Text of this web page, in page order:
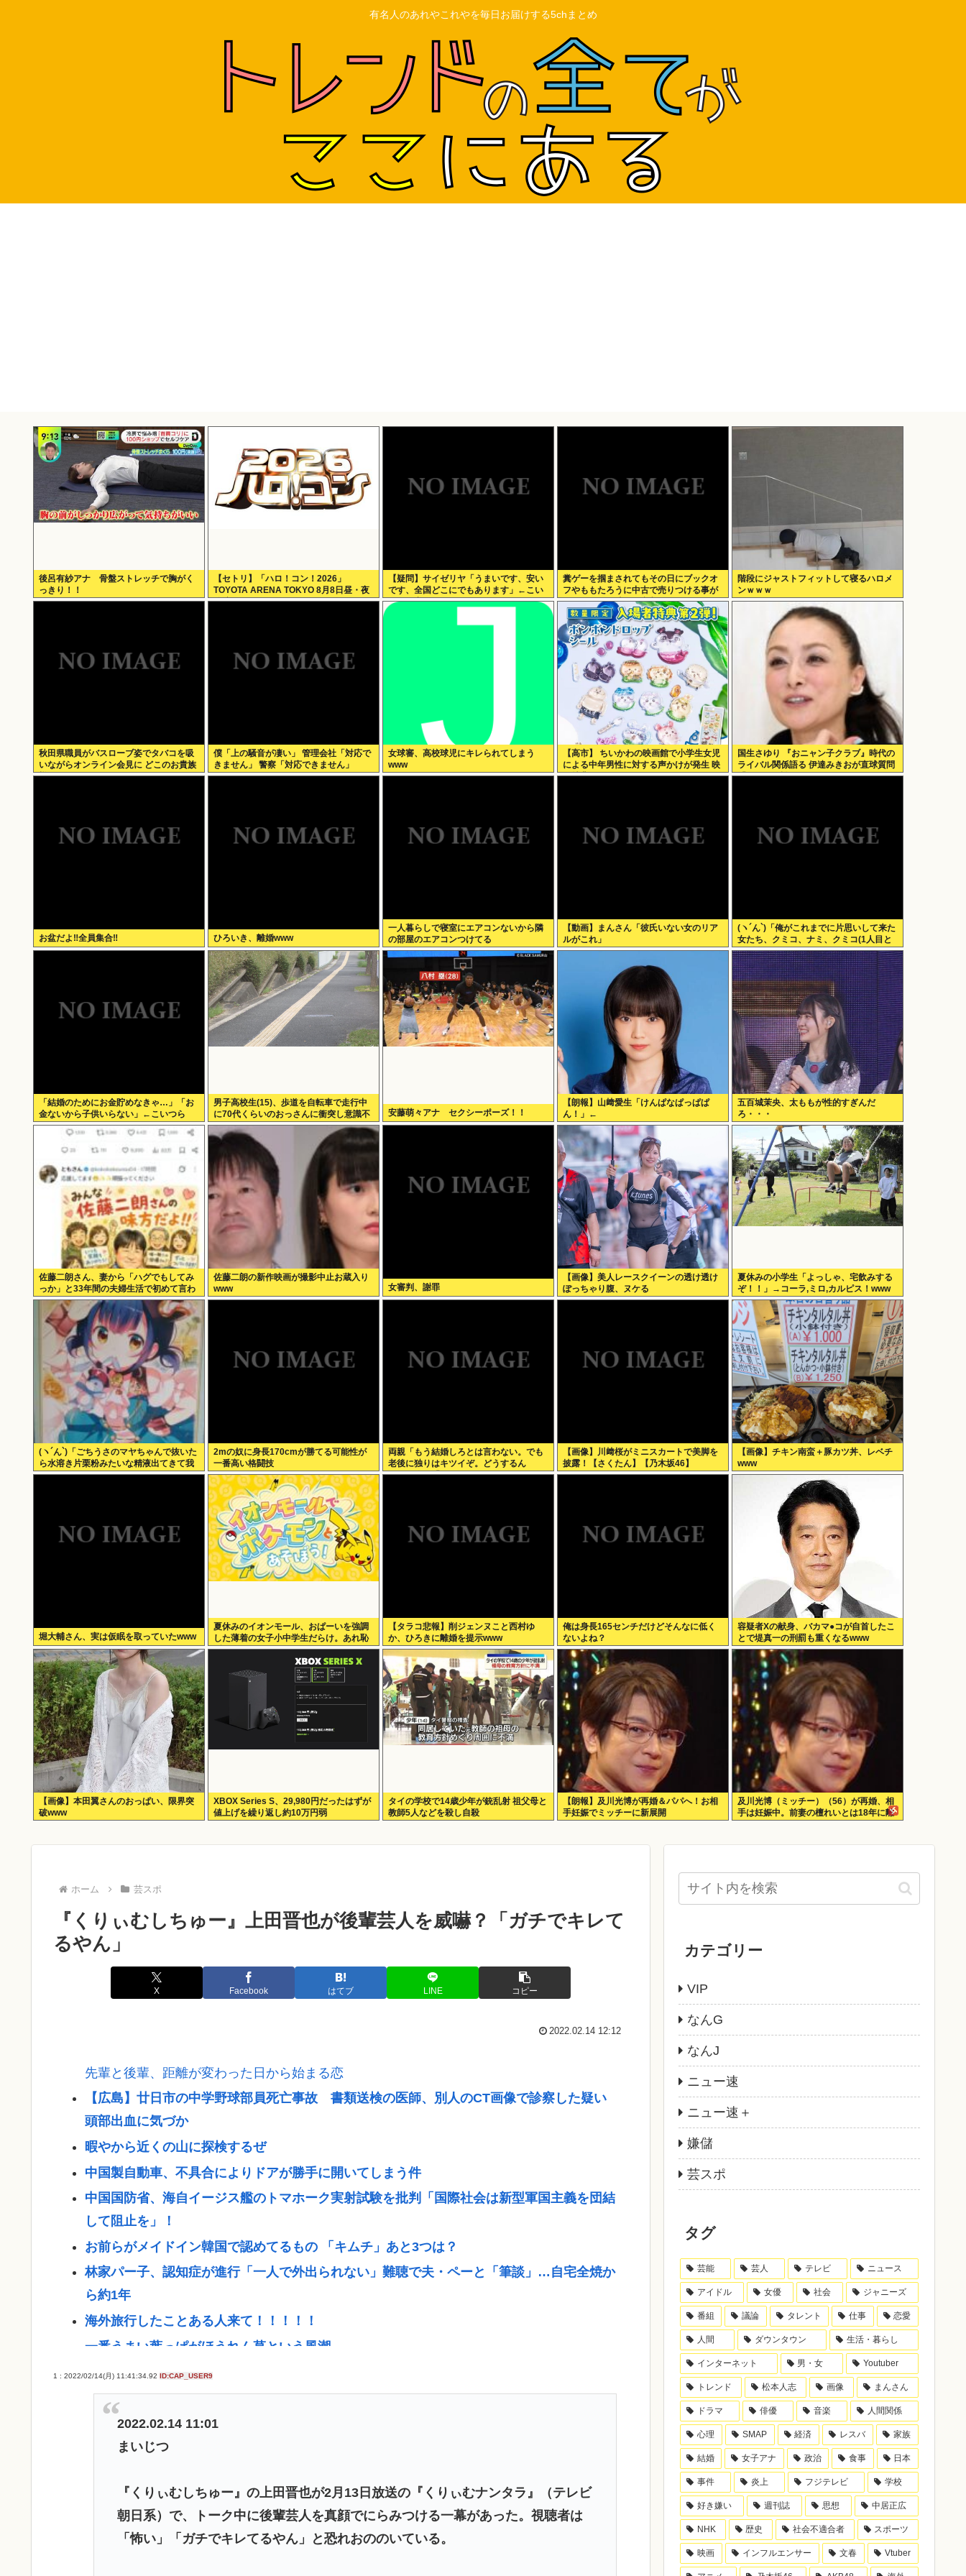
有名人のあれやこれやを毎日お届けする5chまとめ
後呂有紗アナ 骨盤ストレッチで胸がく
っきり！！
【セトリ】「ハロ！コン！2026」
TOYOTA ARENA TOKYO 8月8日昼・夜
公演セットリス
【疑問】サイゼリヤ「うまいです、安い
です、全国どこにでもあります」←こい
つの弱点
糞ゲーを掴まされてもその日にブックオ
フやももたろうに中古で売りつける事が
できなくなる時代に突入
階段にジャストフィットして寝るハロメ
ンｗｗｗ
秋田県職員がバスローブ姿でタバコを吸
いながらオンライン会見に どこのお貴族
様だよw
僕「上の騒音が凄い」 管理会社「対応で
きません」 警察「対応できません」
女球審、高校球児にキレられてしまう
www
【高市】 ちいかわの映画館で小学生女児
による中年男性に対する声かけが発生 映
画特典をおねだり
国生さゆり 『おニャン子クラブ』時代の
ライバル関係語る 伊達みきおが直球質問
「たとえば誰です？」
お盆だよ‼全員集合‼ ひろいき、離婚www
一人暮らしで寝室にエアコンないから隣
の部屋のエアコンつけてる
【動画】まんさん「彼氏いない女のリア
ルがこれ」
(ヽ´ん`)「俺がこれまでに片思いして来た
女たち、クミコ、ナミ、クミコ(1人目と
は別人、タミヨ、カオリ、ユカリ…」
「結婚のためにお金貯めなきゃ…」「お
金ないから子供いらない」←こいつら
男子高校生(15)、歩道を自転車で走行中
に70代くらいのおっさんに衝突し意識不
明にさせてしまう
安藤萌々アナ セクシーポーズ！！
【朗報】山﨑愛生「けんぱなぱっぱぱ
ん！」←
五百城茉央、太ももが性的すぎんだ
ろ・・・
佐藤二朗さん、妻から「ハグでもしてみ
っか」と33年間の夫婦生活で初めて言わ
れる
佐藤二朗の新作映画が撮影中止お蔵入り
www
女審判、謝罪
【画像】美人レースクイーンの透け透け
ぽっちゃり腹、ヌケる
夏休みの小学生「よっしゃ、宅飲みする
ぞ！！」→コーラ,ミロ,カルピス！www
(ヽ´ん`)「ごちうさのマヤちゃんで抜いた
ら水溶き片栗粉みたいな精液出てきて我
ながらビビった」
2mの奴に身長170cmが勝てる可能性が
一番高い格闘技
両親「もう結婚しろとは言わない。でも
老後に独りはキツイぞ。どうするん
だ？」俺ら「…」
【画像】川﨑桜がミニスカートで美脚を
披露！【さくたん】【乃木坂46】
【画像】チキン南蛮＋豚カツ丼、レベチ
www
堀大輔さん、実は仮眠を取っていたwww
夏休みのイオンモール、おぱーいを強調
した薄着の女子小中学生だらけ。あれ恥
ずかしくないの？
【タラコ悲報】削ジェンヌこと西村ゆ
か、ひろきに離婚を提示www
俺は身長165センチだけどそんなに低く
ないよね？
容疑者Xの献身、バカマ●コが自首したこ
とで堤真一の刑罰も重くなるwww
【画像】本田翼さんのおっぱい、限界突
破www
XBOX Series S、29,980円だったはずが
値上げを繰り返し約10万円弱
タイの学校で14歳少年が銃乱射 祖父母と
教師5人などを殺し自殺
【朗報】及川光博が再婚＆パパへ！お相
手妊娠でミッチーに新展開
及川光博（ミッチー）（56）が再婚、相
手は妊娠中。前妻の檀れいとは18年に離
婚し子供はなし
ホーム 芸スポ
『くりぃむしちゅー』上田晋也が後輩芸人を威嚇？「ガチでキレて
るやん」
X Facebook はてブ LINE コピー
2022.02.14 12:12
先輩と後輩、距離が変わった日から始まる恋
【広島】廿日市の中学野球部員死亡事故 書類送検の医師、別人のCT画像で診察した疑い
頭部出血に気づか
暇やから近くの山に探検するぜ
中国製自動車、不具合によりドアが勝手に開いてしまう件
中国国防省、海自イージス艦のトマホーク実射試験を批判「国際社会は新型軍国主義を団結
して阻止を」！
お前らがメイドイン韓国で認めてるもの 「キムチ」あと3つは？
林家パー子、認知症が進行「一人で外出られない」難聴で夫・ペーと「筆談」…自宅全焼か
ら約1年
海外旅行したことある人来て！！！！！
一番うまい葉っぱがほうれん草という風潮
「戦争は止められる」 イオンモール熊本で被災の高校生平和誓う
【悲報】大阪の花火大会、民度がガチでレベチwww
【朗報】新NISAを33歳で満額埋め終わるワイ、人生アガリの模様www
【画像】大阪の花火大会、民度がレベチ
お前らが大排気量の車に乗らない理由www
みいちゃんと山田さんって何で急に叩かれだしたの？
1 : 2022/02/14(月) 11:41:34.92 ID:CAP_USER9
2022.02.14 11:01
まいじつ
『くりぃむしちゅー』の上田晋也が2月13日放送の『くりぃむナンタラ』（テレビ
朝日系）で、トーク中に後輩芸人を真顔でにらみつける一幕があった。視聴者は
「怖い」「ガチでキレてるやん」と恐れおののいている。
カテゴリー
VIP
なんG
なんJ
ニュー速
ニュー速＋
嫌儲
芸スポ
タグ
芸能 芸人 テレビ ニュース
アイドル 女優 社会 ジャニーズ
番組 議論 タレント 仕事 恋愛
人間 ダウンタウン 生活・暮らし
インターネット 男・女 Youtuber
トレンド 松本人志 画像 まんさん
ドラマ 俳優 音楽 人間関係
心理 SMAP 経済 レスバ 家族
結婚 女子アナ 政治 食事 日本
事件 炎上 フジテレビ 学校
好き嫌い 週刊誌 思想 中居正広
NHK 歴史 社会不適合者 スポーツ
映画 インフルエンサー 文春 Vtuber